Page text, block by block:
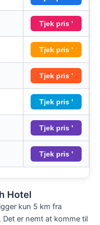
Tjek pris '
Tjek pris '
Tjek pris '
Tjek pris '
Tjek pris '
Tjek pris '
Hotel
kun 5 km fra
er nemt at komme til